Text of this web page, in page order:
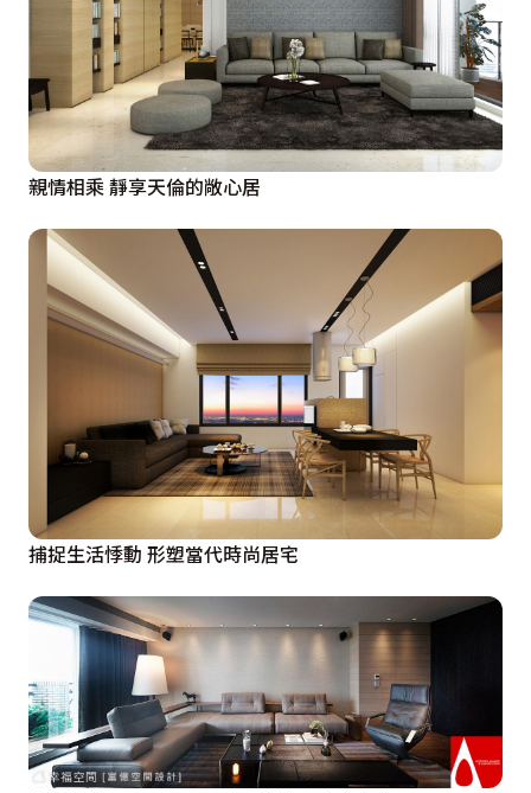
親情相乘 靜享天倫的敞心居
捕捉生活悸動 形塑當代時尚居宅